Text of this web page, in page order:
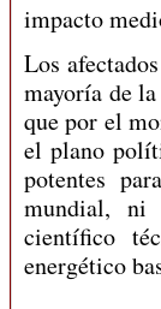
impacto
Los
mayoría de
que por el
el plano
potentes
mundial, ni
científico
energético